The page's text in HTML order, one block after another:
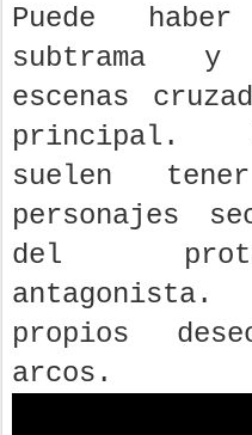
Puede
subtrama y
escenas
principal.
suelen
personajes
del
propios
arcos.